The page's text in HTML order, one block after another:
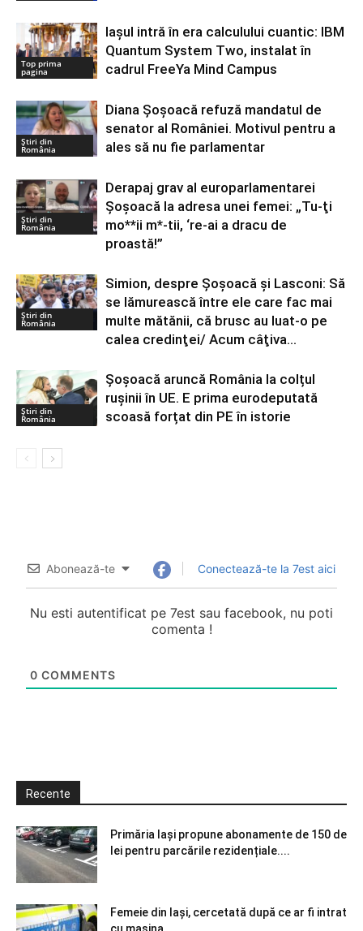
Top prima
pagina
Iașul intră în era calculului cuantic: IBM
Quantum System Two, instalat în
cadrul FreeYa Mind Campus
Știri din
România
Diana Șoșoacă refuză mandatul de
senator al României. Motivul pentru a
ales să nu fie parlamentar
Știri din
România
Derapaj grav al europarlamentarei
Şoşoacă la adresa unei femei: „Tu-ţi
mo**ii m*-tii, ‘re-ai a dracu de
proastă!”
Știri din
România
Simion, despre Şoşoacă şi Lasconi: Să
se lămurească între ele care fac mai
multe mătănii, că brusc au luat-o pe
calea credinţei/ Acum câţiva...
Știri din
România
Șoșoacă aruncă România la colțul
rușinii în UE. E prima eurodeputată
scoasă forțat din PE în istorie
Abonează-te Conectează-te la 7est aici
Nu esti autentificat pe 7est sau facebook, nu poti
comenta !
0 COMMENTS
Recente
Primăria Iași propune abonamente de 150 de
lei pentru parcările rezidențiale....
Femeie din Iași, cercetată după ce ar fi intrat